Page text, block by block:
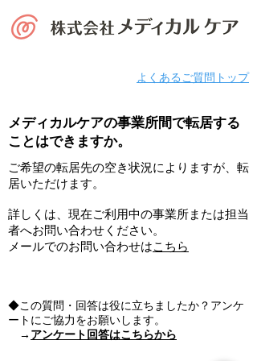
よくあるご質問トップ
メディカルケアの事業所間で転居する
ことはできますか。
ご希望の転居先の空き状況によりますが、転
居いただけます。
詳しくは、現在ご利用中の事業所または担当
者へお問い合わせください。
メールでのお問い合わせはこちら
◆この質問・回答は役に立ちましたか？アンケ
ートにご協力をお願いします。
→ アンケート回答はこちらから